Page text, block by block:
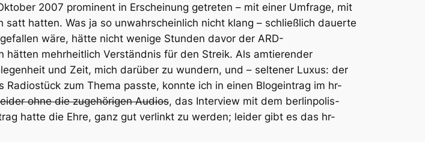
2007 prominent in Erscheinung getreten – mit einer Umfrage, mit
hatten. Was ja so unwahrscheinlich nicht klang – schließlich dauerte
wäre, hätte nicht wenige Stunden davor der ARD-
mehrheitlich Verständnis für den Streik. Als amtierender
und Zeit, mich darüber zu wundern, und – seltener Luxus: der
zum Thema passte, konnte ich in einen Blogeintrag im hr-
ohne die zugehörigen Audios, das Interview mit dem berlinpolis-
hatte die Ehre, ganz gut verlinkt zu werden; leider gibt es das hr-